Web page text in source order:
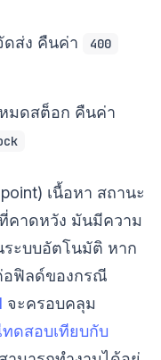
ส่ง คืนค่า 400
มดสต็อก คืนค่า
เนื้อหา สถานะ
คาดหวัง มันมีความ
ระบบอัตโนมัติ หาก
อฟิลด์ของกรณี
จะครอบคลุม
ดสอบเทียบกับ